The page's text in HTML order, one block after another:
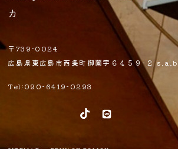
カ
〒739-0024
広島県東広島市西条町御薗宇６４５９-２
Tel:090-6419-0293